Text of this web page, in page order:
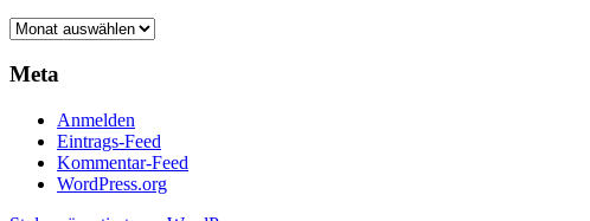
Archiv
Meta
Anmelden
Eintrags-Feed
Kommentar-Feed
WordPress.org